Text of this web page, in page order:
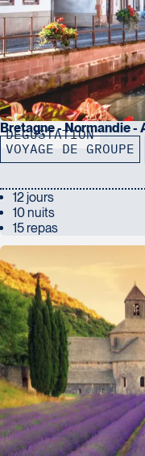
DÉGUSTATION
Bretagne - Normandie -
VOYAGE DE GROUPE
12 jours
10 nuits
15 repas